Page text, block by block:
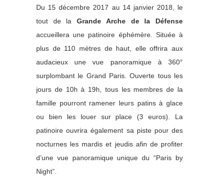
Du 15 décembre 2017 au 14 janvier 2018, le
tout de laGrande Arche de la Défense
accueillera une patinoire éphémère. Située à
plus de 110 mètres de haut, elle offrira aux
audacieux une vue panoramique à 360°
surplombant le Grand Paris. Ouverte tous les
jours de 10h à 19h, tous les membres de la
famille pourront ramener leurs patins à glace
ou bien les louer sur place (3 euros). La
patinoire ouvrira également sa piste pour des
nocturnes les mardis et jeudis afin de profiter
d’une vue panoramique unique du “Paris by
Night”.